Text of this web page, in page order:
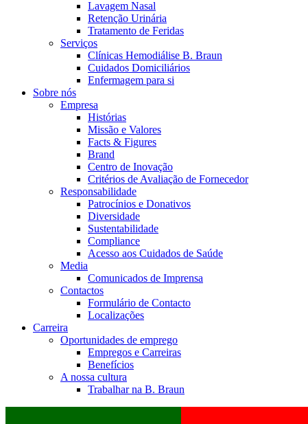
Catálogo de Produtos
Encontre o produto que procura. Visite o catálogo de
Centro de Inovação
Vamos impulsionar juntos a inovação na tecnologia médica.
Lavagem Nasal
Retenção Urinária
Tratamento de Feridas
Serviços
Clínicas Hemodiálise B. Braun
Cuidados Domiciliários
Enfermagem para si
Sobre nós
Empresa
Histórias
Missão e Valores
Facts & Figures
Brand
Centro de Inovação
Critérios de Avaliação de Fornecedor
Responsabilidade
Patrocínios e Donativos
Diversidade
Sustentabilidade
Compliance
Acesso aos Cuidados de Saúde
Media
Comunicados de Imprensa
Contactos
Formulário de Contacto
Localizações
Carreira
Oportunidades de emprego
Empregos e Carreiras
Benefícios
A nossa cultura
Trabalhar na B. Braun